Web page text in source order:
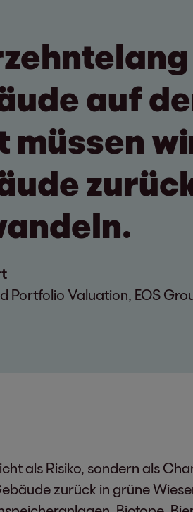
auf
müssen
Portfolio Valuation, EOS
als Risiko, sondern als
zurück in grüne